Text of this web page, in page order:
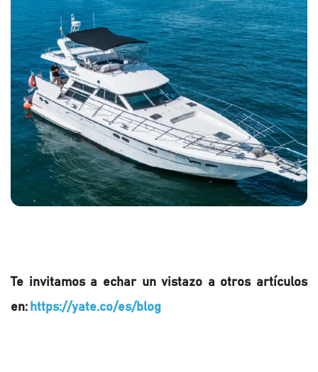
Te invitamos a echar un vistazo a otros artículos
en: https://yate.co/es/blog